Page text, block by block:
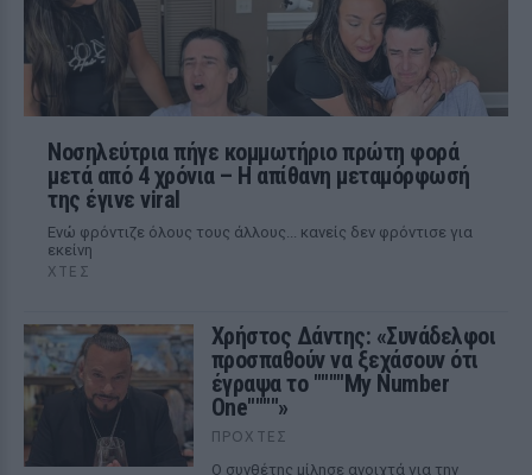
Νοσηλεύτρια πήγε κομμωτήριο πρώτη φορά
μετά από 4 χρόνια – Η απίθανη μεταμόρφωσή
της έγινε viral
Ενώ φρόντιζε όλους τους άλλους... κανείς δεν φρόντισε για
εκείνη
ΧΤΕΣ
Χρήστος Δάντης: «Συνάδελφοι
προσπαθούν να ξεχάσουν ότι
έγραψα το """"My Number
One""""»
ΠΡΟΧΤΈΣ
Ο συνθέτης μίλησε ανοιχτά για την